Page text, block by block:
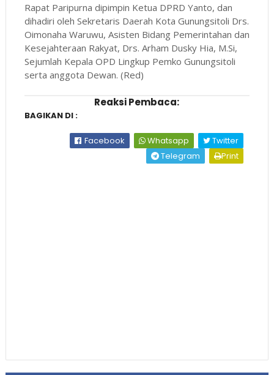
Rapat Paripurna dipimpin Ketua DPRD Yanto, dan
dihadiri oleh Sekretaris Daerah Kota Gunungsitoli Drs.
Oimonaha Waruwu, Asisten Bidang Pemerintahan dan
Kesejahteraan Rakyat, Drs. Arham Dusky Hia, M.Si,
Sejumlah Kepala OPD Lingkup Pemko Gunungsitoli
serta anggota Dewan. (Red)
Reaksi Pembaca:
BAGIKAN DI :
Facebook Whatsapp
Twitter
Telegram
Print